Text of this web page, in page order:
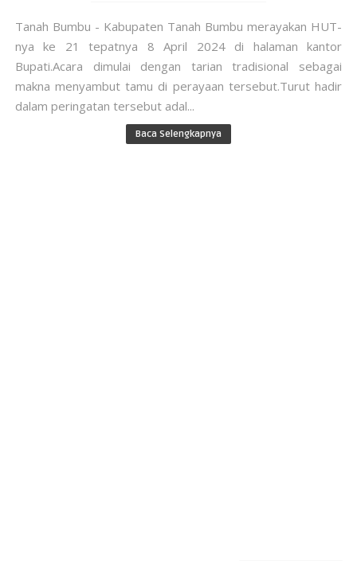
Tanah Bumbu - Kabupaten Tanah Bumbu merayakan HUT-
nya ke 21 tepatnya 8 April 2024 di halaman kantor
Bupati.Acara dimulai dengan tarian tradisional sebagai
makna menyambut tamu di perayaan tersebut.Turut hadir
dalam peringatan tersebut adal...
Baca Selengkapnya